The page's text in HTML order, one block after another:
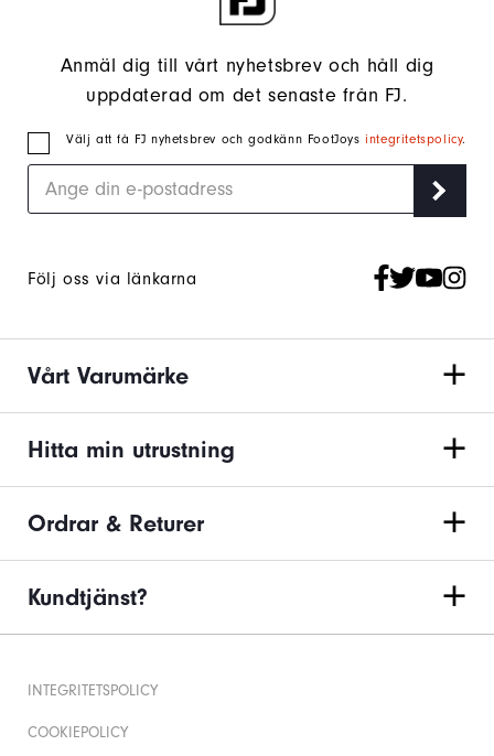
Anmäl dig till vårt nyhetsbrev och håll dig
uppdaterad om det senaste från FJ.
Välj att få FJ nyhetsbrev och godkänn FootJoysintegritetspolicy.
Följ oss via länkarna
Vårt Varumärke
Hitta min utrustning
Ordrar & Returer
Kundtjänst?
INTEGRITETSPOLICY
COOKIEPOLICY